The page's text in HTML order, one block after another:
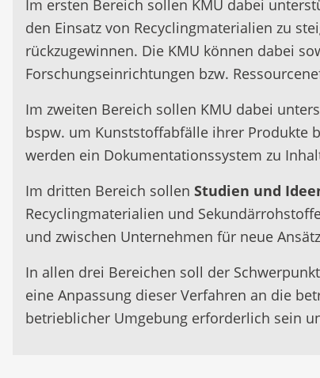
Im ersten Bereich sollen KMU dabei
den Einsatz von Recyclingmaterialien zu
rückzugewinnen. Die KMU können dabei
Forschungseinrichtungen bzw.
Im zweiten Bereich sollen KMU dabei
bspw. um Kunststoffabfälle ihrer Produkte
werden ein Dokumentationssystem zu
Im dritten Bereich sollen Studien und
Recyclingmaterialien und
und zwischen Unternehmen für neue
In allen drei Bereichen soll der
eine Anpassung dieser Verfahren an die
betrieblicher Umgebung erforderlich sein